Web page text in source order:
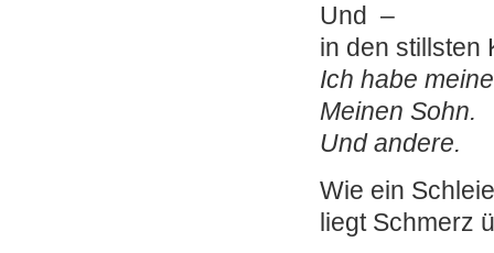
Und –
in den stillsten
Ich habe
Meinen Sohn.
Und andere.
Wie ein
liegt Schmerz